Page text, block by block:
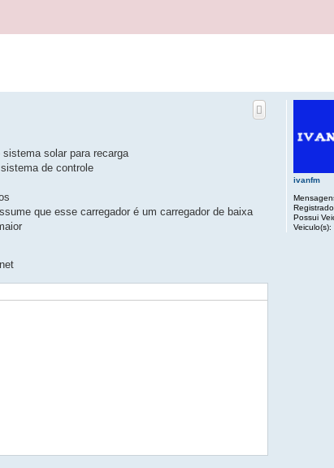
ivanfm
Possui
Veiculo(s):
solar para recarga
de controle
que esse carregador é um carregador de baixa